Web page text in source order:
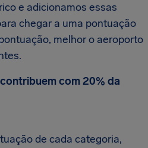
e adicionamos essas
chegar a uma pontuação
melhor o aeroporto
com 20% da
de cada categoria,